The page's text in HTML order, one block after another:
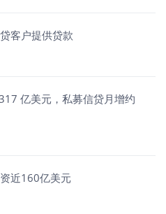
客户提供贷款
亿美元，私募信贷月增约
近160亿美元